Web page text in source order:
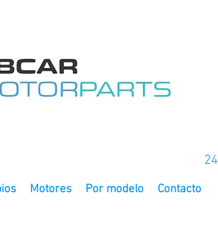
24
Motores Por modelo Contacto